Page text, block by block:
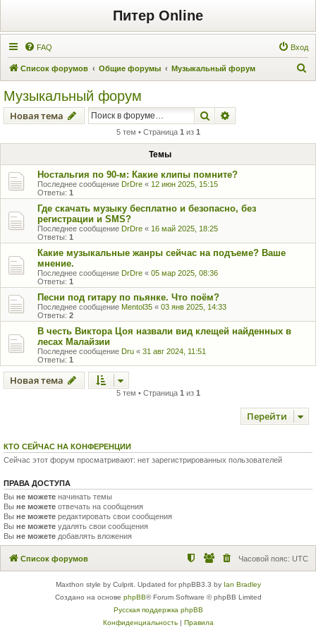
Питер Online
FAQ Вход
Список форумов Общие форумы Музыкальный форум
Музыкальный форум
Новая тема Поиск
5 тем • Страница 1 из 1
Темы
Ностальгия по 90-м: Какие клипы помните?
Последнее сообщение DrDre « 12 июн 2025, 15:15
Ответы: 1
Где скачать музыку бесплатно и безопасно, без
регистрации и SMS?
Последнее сообщение DrDre « 16 май 2025, 18:25
Ответы: 1
Какие музыкальные жанры сейчас на подъеме? Ваше
мнение.
Последнее сообщение DrDre « 05 мар 2025, 08:36
Ответы: 1
Песни под гитару по пьянке. Что поём?
Последнее сообщение Mentol35 « 03 янв 2025, 14:33
Ответы: 2
В честь Виктора Цоя назвали вид клещей найденных в
лесах Малайзии
Последнее сообщение Dru « 31 авг 2024, 11:51
Ответы: 1
Новая тема
5 тем • Страница 1 из 1
Перейти
КТО СЕЙЧАС НА КОНФЕРЕНЦИИ
Сейчас этот форум просматривают: нет зарегистрированных пользователей
ПРАВА ДОСТУПА
Вы не можете начинать темы
Вы не можете отвечать на сообщения
Вы не можете редактировать свои сообщения
Вы не можете удалять свои сообщения
Вы не можете добавлять вложения
Список форумов Часовой пояс: UTC
Maxthon style by Culprit. Updated for phpBB3.3 by Ian Bradley
Создано на основе phpBB® Forum Software © phpBB Limited
Русская поддержка phpBB
Конфиденциальность| Правила